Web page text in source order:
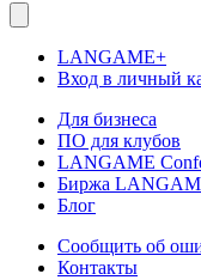
LANGAME+
Вход в личный
Для бизнеса
ПО для клубов
LANGAME
Биржа
Блог
Сообщить об
Контакты